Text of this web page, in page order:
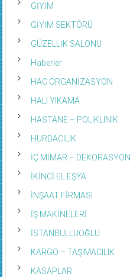
GİYİM
GİYİM SEKTÖRÜ
GÜZELLİK SALONU
Haberler
HAC ORGANİZASYON
HALI YIKAMA
HASTANE – POLIKLINIK
HURDACILIK
İÇ MİMAR – DEKORASYON
İKİNCİ EL EŞYA
İNŞAAT FİRMASI
İŞ MAKİNELERİ
İSTANBULLUOĞLU
KARGO – TAŞIMACILIK
KASAPLAR